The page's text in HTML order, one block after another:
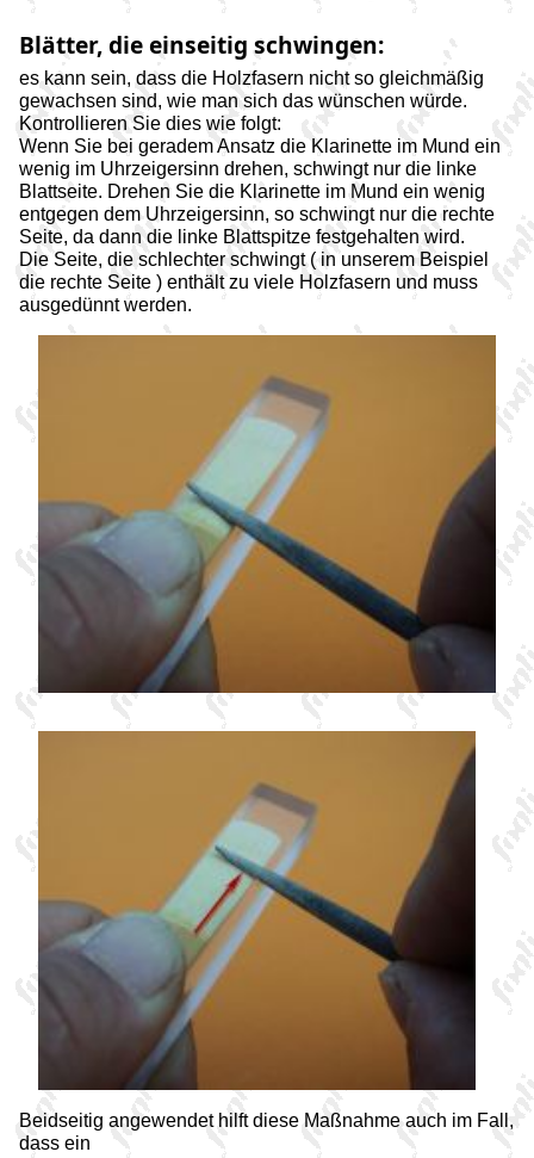
Blätter, die einseitig schwingen:
es kann sein, dass die Holzfasern nicht so gleichmäßig
gewachsen sind, wie man sich das wünschen würde.
Kontrollieren Sie dies wie folgt:
Wenn Sie bei geradem Ansatz die Klarinette im Mund ein
wenig im Uhrzeigersinn drehen, schwingt nur die linke
Blattseite. Drehen Sie die Klarinette im Mund ein wenig
entgegen dem Uhrzeigersinn, so schwingt nur die rechte
Seite, da dann die linke Blattspitze festgehalten wird.
Die Seite, die schlechter schwingt ( in unserem Beispiel
die rechte Seite ) enthält zu viele Holzfasern und muss
ausgedünnt werden.
Beidseitig angewendet hilft diese Maßnahme auch im Fall,
dass ein